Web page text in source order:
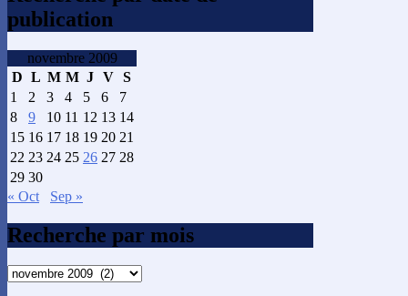
publication
novembre 2009
D L M M J V S
1
2 3 4 5 6
7
8
9 10 11 12 13 14
15 16 17 18 19 20 21
22 23 24 25 26 27 28
29 30
« Oct
Sep »
Recherche par mois
Recherche